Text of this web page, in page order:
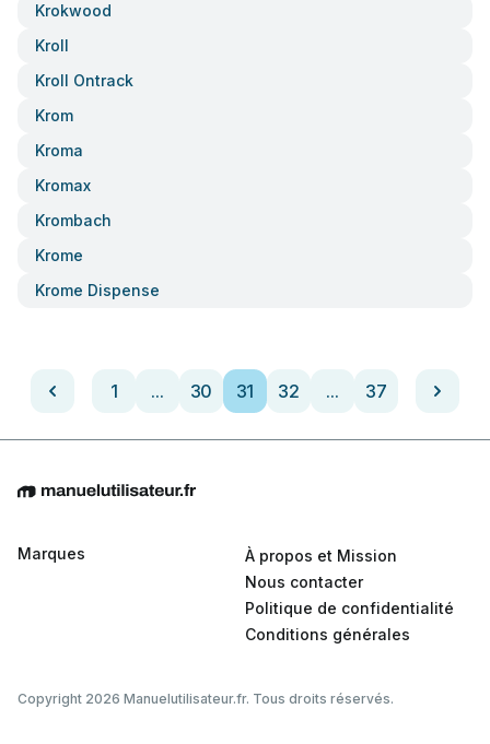
Krokwood
Kroll
Kroll Ontrack
Krom
Kroma
Kromax
Krombach
Krome
Krome Dispense
1 ... 30 31 32 ... 37
Marques
À propos et Mission
Nous contacter
Politique de confidentialité
Conditions générales
Copyright 2026 Manuelutilisateur.fr. Tous droits réservés.